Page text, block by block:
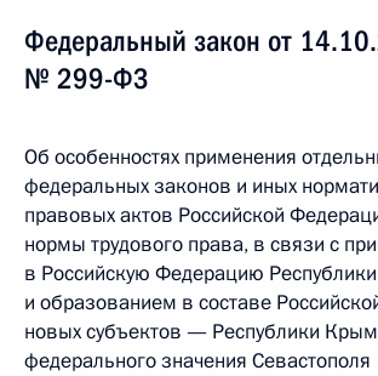
Федеральный закон от
№ 299-ФЗ
Об особенностях применения
федеральных законов и иных
правовых актов Российской
нормы трудового права, в связи с
в Российскую Федерацию
и образованием в составе
новых субъектов — Республики
федерального значения Севастополя